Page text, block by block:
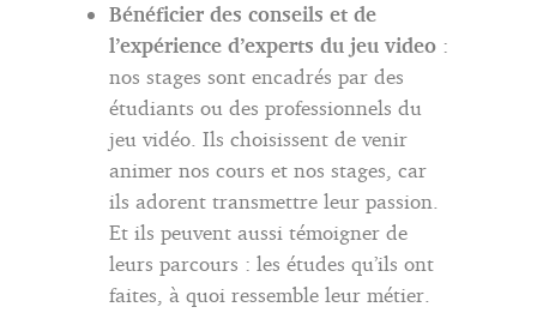
Bénéficier des conseils et de
l’expérience d’experts du jeu video :
nos stages sont encadrés par des
étudiants ou des professionnels du
jeu vidéo. Ils choisissent de venir
animer nos cours et nos stages, car
ils adorent transmettre leur passion.
Et ils peuvent aussi témoigner de
leurs parcours : les études qu’ils ont
faites, à quoi ressemble leur métier.